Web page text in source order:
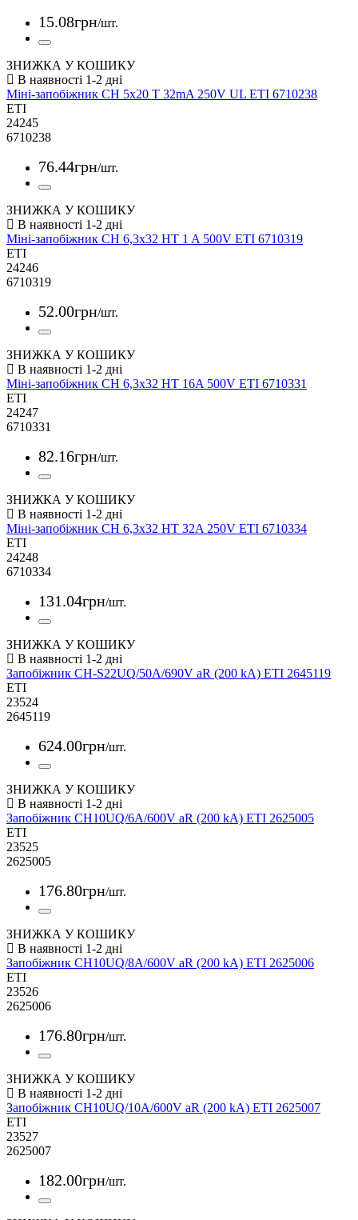
15.08грн/шт.
ЗНИЖКА У КОШИКУ
Міні-запобіжник CH 5x20 T 32mA 250V UL ETI 6710238
ETI
24245
6710238
76.44грн/шт.
ЗНИЖКА У КОШИКУ
Міні-запобіжник CH 6,3x32 HT 1 A 500V ETI 6710319
ETI
24246
6710319
52.00грн/шт.
ЗНИЖКА У КОШИКУ
Міні-запобіжник CH 6,3x32 HT 16A 500V ETI 6710331
ETI
24247
6710331
82.16грн/шт.
ЗНИЖКА У КОШИКУ
Міні-запобіжник CH 6,3x32 HT 32A 250V ETI 6710334
ETI
24248
6710334
131.04грн/шт.
ЗНИЖКА У КОШИКУ
Запобіжник CH-S22UQ/50A/690V aR (200 kA) ETI 2645119
ETI
23524
2645119
624.00грн/шт.
ЗНИЖКА У КОШИКУ
Запобіжник CH10UQ/6A/600V aR (200 kA) ETI 2625005
ETI
23525
2625005
176.80грн/шт.
ЗНИЖКА У КОШИКУ
Запобіжник CH10UQ/8A/600V aR (200 kA) ETI 2625006
ETI
23526
2625006
176.80грн/шт.
ЗНИЖКА У КОШИКУ
Запобіжник CH10UQ/10A/600V aR (200 kA) ETI 2625007
ETI
23527
2625007
182.00грн/шт.